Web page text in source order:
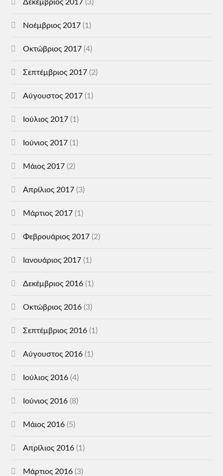
Δεκέμβριος 2017 (3)
Νοέμβριος 2017 (1)
Οκτώβριος 2017 (4)
Σεπτέμβριος 2017 (2)
Αύγουστος 2017 (1)
Ιούλιος 2017 (1)
Ιούνιος 2017 (1)
Μάιος 2017 (2)
Απρίλιος 2017 (3)
Μάρτιος 2017 (1)
Φεβρουάριος 2017 (2)
Ιανουάριος 2017 (1)
Δεκέμβριος 2016 (1)
Οκτώβριος 2016 (3)
Σεπτέμβριος 2016 (1)
Αύγουστος 2016 (1)
Ιούλιος 2016 (4)
Ιούνιος 2016 (8)
Μάιος 2016 (5)
Απρίλιος 2016 (1)
Μάρτιος 2016 (3)